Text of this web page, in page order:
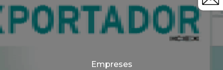
Categories
Empreses